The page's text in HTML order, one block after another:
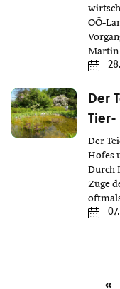
OÖ-
Martin
Der
Der
Hofes
Durch
Zuge
«